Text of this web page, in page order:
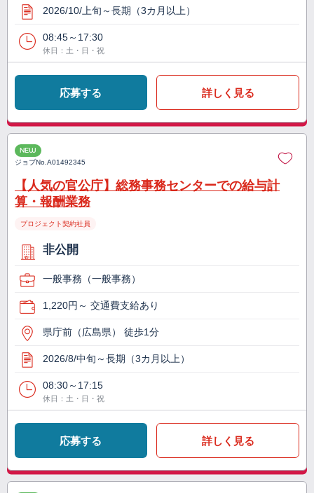
2026/10/上旬～長期（3カ月以上）
08:45～17:30
休日：土・日・祝
応募する 詳しく見る
NEW
ジョブNo.A01492345
【人気の官公庁】総務事務センターでの給与計
算・報酬業務
プロジェクト契約社員
非公開
一般事務（一般事務）
1,220円～ 交通費支給あり
県庁前（広島県） 徒歩1分
2026/8/中旬～長期（3カ月以上）
08:30～17:15
休日：土・日・祝
応募する 詳しく見る